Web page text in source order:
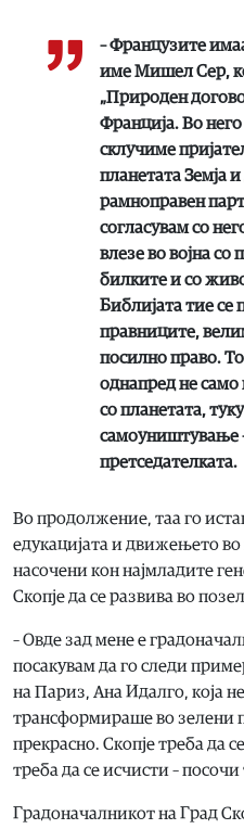
– Французите
име Мишел Сер,
„Природен
Франција. Во
склучиме
планетата Земја
рамноправен
согласувам со
влезе во војна со
билките и со
Библијата тие се
правниците,
посилно право.
однапред не само
со планетата,
самоуништување
претседателката.
Во продолжение, таа го
едукацијата и движењето
насочени кон најмладите
Скопје да се развива во
– Овде зад мене е
посакувам да го следи
на Париз, Ана Идалго, која
трансформираше во зелени
прекрасно. Скопје треба да
треба да се исчисти – посочи
Градоначалникот на Град